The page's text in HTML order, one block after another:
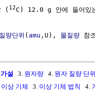
( 12C) 12.0 g 안에 들어
량단위 ( amu ,U), 몰질량
설 3. 원자량 4. 원자 질량 단
이상 기체 3. 이상 기체 법칙 4.